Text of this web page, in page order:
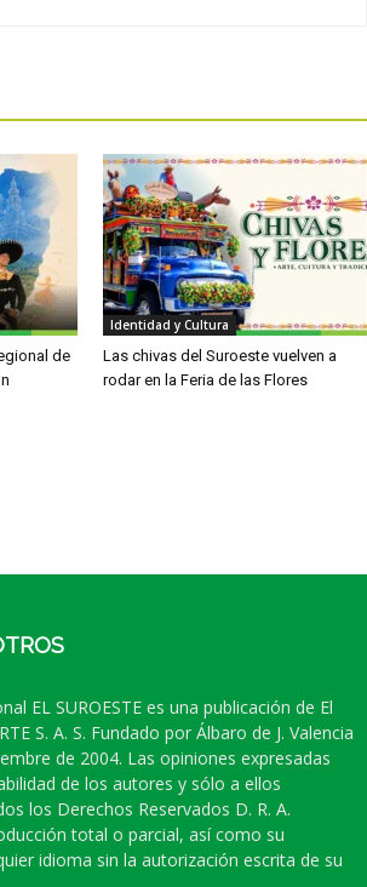
de
Identidad y Cultura
Las chivas del Suroeste vuelven a
rodar en la Feria de las Flores
EL SUROESTE es una publicación de El
S. A. S. Fundado por Álbaro de J. Valencia
de 2004. Las opiniones expresadas
de los autores y sólo a ellos
los Derechos Reservados D. R. A.
total o parcial, así como su
idioma sin la autorización escrita de su